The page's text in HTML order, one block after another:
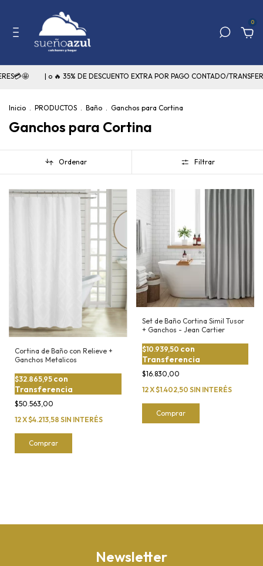
0
| o 🔥 35% DE DESCUENTO EXTRA POR PAGO CONTADO/
Inicio . PRODUCTOS . Baño . Ganchos para Cortina
Ganchos para Cortina
Ordenar Filtrar
Cortina de Baño con Relieve +
Ganchos Metalicos
$50.563,00
$32.865,95 con
Transferencia
12X$4.213,58 SIN INTERÉS
Comprar
Set de Baño Cortina Simil Tusor
+ Ganchos - Jean Cartier
$16.830,00
$10.939,50 con
Transferencia
12X$1.402,50 SIN INTERÉS
Comprar
Newsletter